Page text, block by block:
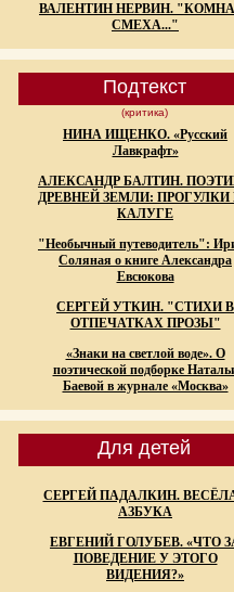
ВАЛЕНТИН НЕРВИН.
СМЕХА..."
Подтекст
(критика)
НИНА ИЩЕНКО. «Русский
Лавкрафт»
АЛЕКСАНДР БАЛТИН.
ДРЕВНЕЙ ЗЕМЛИ: ПРОГУЛКИ
КАЛУГЕ
"Необычный путеводитель":
Соляная о книге Александра
Евсюкова
СЕРГЕЙ УТКИН. "СТИХИ В
ОТПЕЧАТКАХ ПРОЗЫ"
«Знаки на светлой воде». О
поэтической подборке
Баевой в журнале «Москва»
Для детей
СЕРГЕЙ ПАДАЛКИН.
АЗБУКА
ЕВГЕНИЙ ГОЛУБЕВ. «ЧТО
ПОВЕДЕНИЕ У ЭТОГО
ВИДЕНИЯ?»